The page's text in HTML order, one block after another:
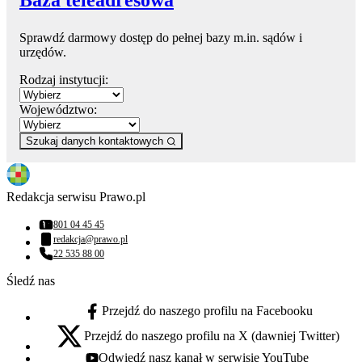
Sprawdź darmowy dostęp do pełnej bazy m.in. sądów i
urzędów.
Rodzaj instytucji:
Województwo:
Szukaj danych kontaktowych
Redakcja serwisu Prawo.pl
Numer telefonu:
801 04 45 45
Adres email:
redakcja@prawo.pl
Numer telefonu:
22 535 88 00
Śledź nas
facebook - otwiera się w nowej karcie
Przejdź do naszego profilu na Facebooku
x - otwiera się w nowej karcie
Przejdź do naszego profilu na X (dawniej Twitter)
Odwiedź nasz kanał w serwisie YouTube